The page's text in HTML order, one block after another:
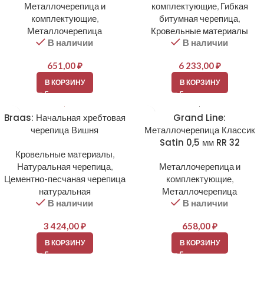
Металлочерепица и
комплектующие,
Металлочерепица
В наличии
651,00₽
В КОРЗИНУ
комплектующие, Гибкая
битумная черепица,
Кровельные материалы
В наличии
6 233,00₽
В КОРЗИНУ
Braas: Начальная хребтовая
черепица Вишня
Кровельные материалы,
Натуральная черепица,
Цементно-песчаная черепица
натуральная
В наличии
3 424,00₽
В КОРЗИНУ
Grand Line:
Металлочерепица Классик
Satin 0,5 мм RR 32
Металлочерепица и
комплектующие,
Металлочерепица
В наличии
658,00₽
В КОРЗИНУ